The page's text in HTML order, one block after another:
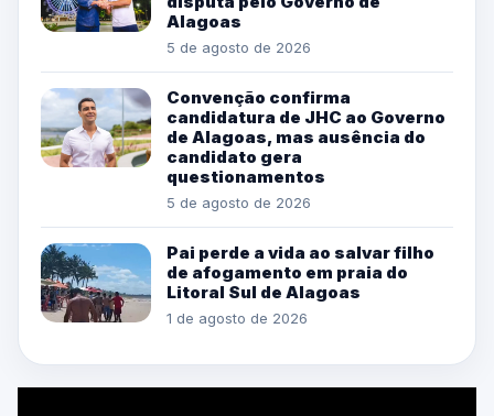
Alagoas
5 de agosto de 2026
Convenção confirma
candidatura de JHC ao Governo
de Alagoas, mas ausência do
candidato gera
questionamentos
5 de agosto de 2026
Pai perde a vida ao salvar filho
de afogamento em praia do
Litoral Sul de Alagoas
1 de agosto de 2026